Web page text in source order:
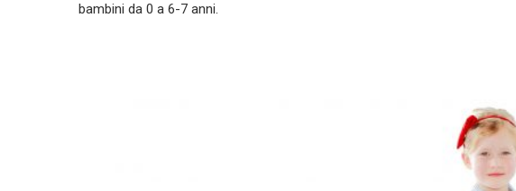
bambini da 0 a 6-7 anni.